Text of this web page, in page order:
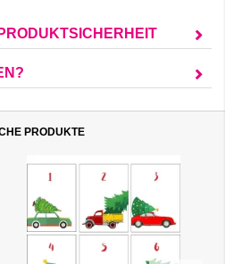
PRODUKTE